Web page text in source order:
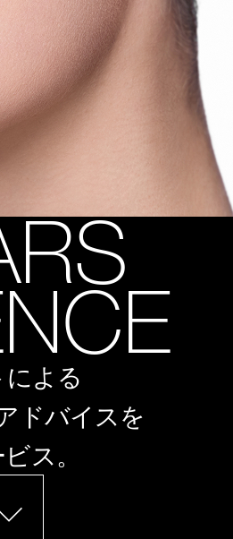
よる
ドバイスを
ス。